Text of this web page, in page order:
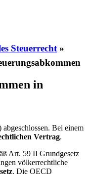
Steuerrecht»
in
Bei einem
Vertrag.
Art. 59 II Grundgesetz
völkerrechtliche
. Die OECD